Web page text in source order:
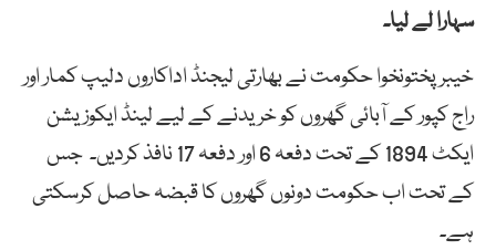
سہارا لے لیا۔
خیبرپختونخوا حکومت نے بھارتی لیجنڈ اداکاروں دلیپ کمار اور
راج کپور کے آبائی گھروں کو خریدنے کے لیے لینڈ ایکوزیشن
ایکٹ 1894 کے تحت دفعہ 6 اور دفعہ 17 نافذ کردیں۔ جس
کے تحت اب حکومت دونوں گھروں کا قبضہ حاصل کرسکتی
ہے۔